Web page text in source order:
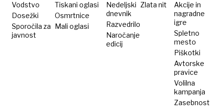
Vodstvo
Dosežki
Sporočila za
javnost
Tiskani oglasi
Osmrtnice
Mali oglasi
Nedeljski
dnevnik
Razvedrilo
Naročanje
edicij
Zlata nit
Akcije in
nagradne
igre
Spletno
mesto
Piškotki
Avtorske
pravice
Volilna
kampanja
Zasebnost